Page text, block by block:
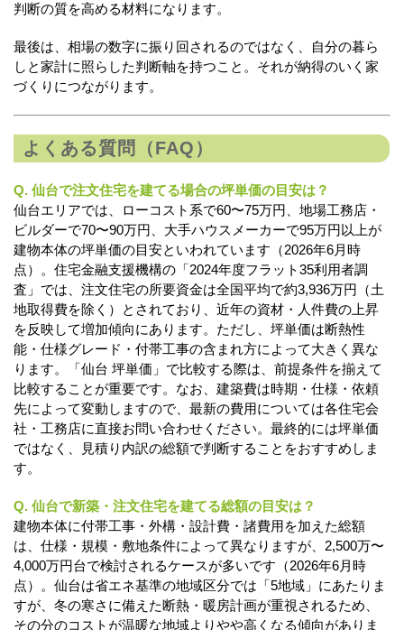
判断の質を高める材料になります。
最後は、相場の数字に振り回されるのではなく、自分の暮ら
しと家計に照らした判断軸を持つこと。それが納得のいく家
づくりにつながります。
よくある質問（FAQ）
Q. 仙台で注文住宅を建てる場合の坪単価の目安は？
仙台エリアでは、ローコスト系で60〜75万円、地場工務店・
ビルダーで70〜90万円、大手ハウスメーカーで95万円以上が
建物本体の坪単価の目安といわれています（2026年6月時
点）。住宅金融支援機構の「2024年度フラット35利用者調
査」では、注文住宅の所要資金は全国平均で約3,936万円（土
地取得費を除く）とされており、近年の資材・人件費の上昇
を反映して増加傾向にあります。ただし、坪単価は断熱性
能・仕様グレード・付帯工事の含まれ方によって大きく異な
ります。「仙台 坪単価」で比較する際は、前提条件を揃えて
比較することが重要です。なお、建築費は時期・仕様・依頼
先によって変動しますので、最新の費用については各住宅会
社・工務店に直接お問い合わせください。最終的には坪単価
ではなく、見積り内訳の総額で判断することをおすすめしま
す。
Q. 仙台で新築・注文住宅を建てる総額の目安は？
建物本体に付帯工事・外構・設計費・諸費用を加えた総額
は、仕様・規模・敷地条件によって異なりますが、2,500万〜
4,000万円台で検討されるケースが多いです（2026年6月時
点）。仙台は省エネ基準の地域区分では「5地域」にあたりま
すが、冬の寒さに備えた断熱・暖房計画が重視されるため、
その分のコストが温暖な地域よりやや高くなる傾向がありま